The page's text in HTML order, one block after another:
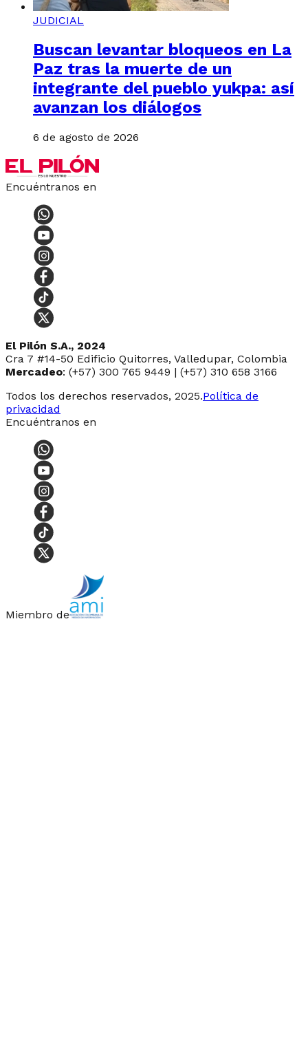
JUDICIAL
Buscan levantar bloqueos en La
Paz tras la muerte de un
integrante del pueblo yukpa: así
avanzan los diálogos
6 de agosto de 2026
Encuéntranos en
El Pilón S.A., 2024
Cra 7 #14-50 Edificio Quitorres, Valledupar, Colombia
Mercadeo: (+57) 300 765 9449 | (+57) 310 658 3166
Todos los derechos reservados, 2025.Política de
privacidad
Encuéntranos en
Miembro de